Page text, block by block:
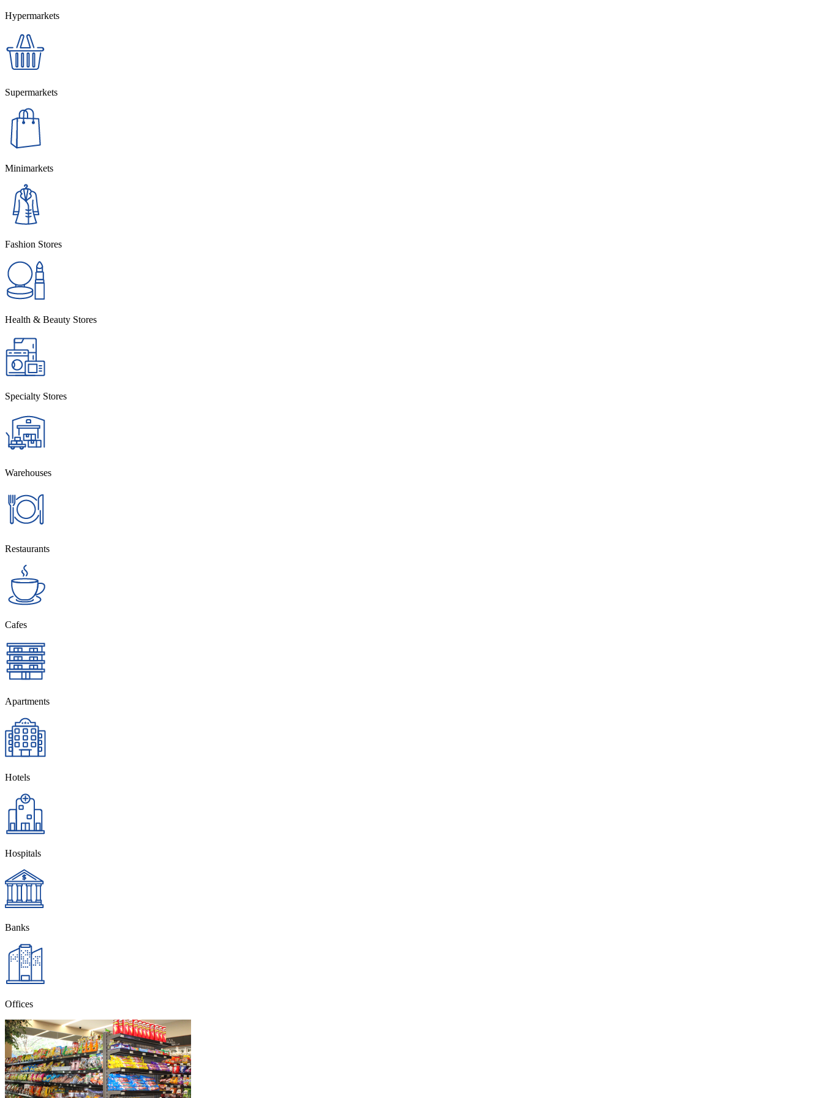
Hypermarkets
Supermarkets
Minimarkets
Fashion Stores
Health & Beauty Stores
Specialty Stores
Warehouses
Restaurants
Cafes
Apartments
Hotels
Hospitals
Banks
Offices